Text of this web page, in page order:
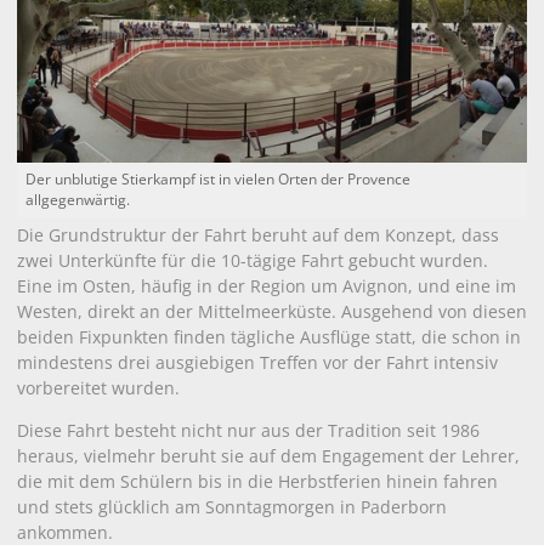
Der unblutige Stierkampf ist in vielen Orten der Provence
allgegenwärtig.
Die Grundstruktur der Fahrt beruht auf dem Konzept, dass
zwei Unterkünfte für die 10-tägige Fahrt gebucht wurden.
Eine im Osten, häufig in der Region um Avignon, und eine im
Westen, direkt an der Mittelmeerküste. Ausgehend von diesen
beiden Fixpunkten finden tägliche Ausflüge statt, die schon in
mindestens drei ausgiebigen Treffen vor der Fahrt intensiv
vorbereitet wurden.
Diese Fahrt besteht nicht nur aus der Tradition seit 1986
heraus, vielmehr beruht sie auf dem Engagement der Lehrer,
die mit dem Schülern bis in die Herbstferien hinein fahren
und stets glücklich am Sonntagmorgen in Paderborn
ankommen.